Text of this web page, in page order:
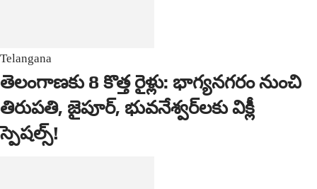
Telangana
తెలంగాణకు 8 కొత్త రైళ్లు: భాగ్యనగరం నుంచి
తిరుపతి, జైపూర్, భువనేశ్వర్‌లకు విక్లీ
స్పెషల్స్!